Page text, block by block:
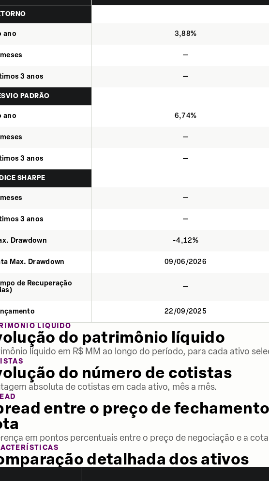
ano 3,88%
—
3 anos —
PADRÃO
ano 6,74%
—
3 anos —
SHARPE
—
3 anos —
Drawdown -4,12%
Max. Drawdown 09/06/2026
de Recuperação
—
22/09/2025
LÍQUIDO
do patrimônio líquido
líquido em R$ MM ao longo do período, para cada ativo
do número de cotistas
absoluta de cotistas em cada ativo, mês a mês.
entre o preço de
em pontos percentuais entre o preço de negociação e a
detalhada dos ativos